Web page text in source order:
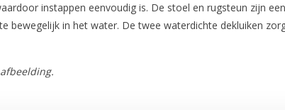
instappen eenvoudig is. De stoel en rugsteun zijn
bewegelijk in het water. De twee waterdichte dekluiken